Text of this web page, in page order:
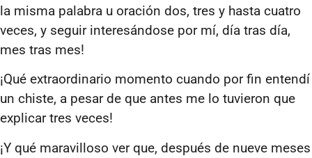
la misma palabra u oración dos, tres y hasta cuatro
veces, y seguir interesándose por mí, día tras día,
mes tras mes!
¡Qué extraordinario momento cuando por fin entendí
un chiste, a pesar de que antes me lo tuvieron que
explicar tres veces!
¡Y qué maravilloso ver que, después de nueve meses